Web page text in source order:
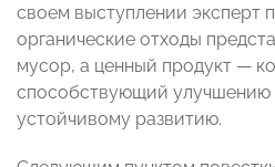
своем выступлении эксперт
органические отходы
мусор, а ценный продукт —
способствующий улучшению
устойчивому развитию.